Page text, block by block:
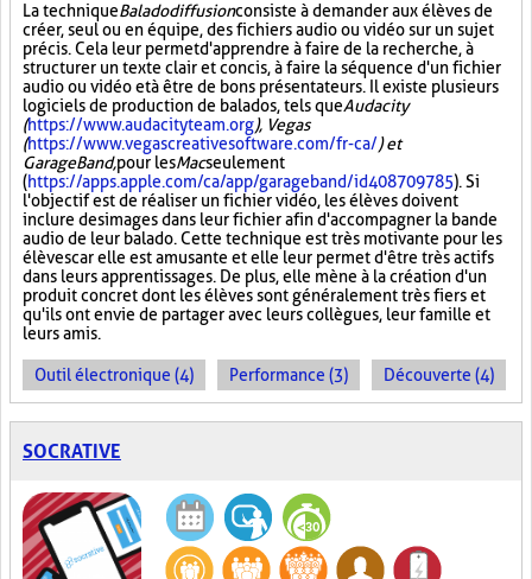
La techniqueBaladodiffusionconsiste à demander aux élèves de
créer, seul ou en équipe, des fichiers audio ou vidéo sur un sujet
précis. Cela leur permet d'apprendre à faire de la recherche, à
structurer un texte clair et concis, à faire la séquence d'un fichier
audio ou vidéo et à être de bons présentateurs. Il existe plusieurs
logiciels de production de balados, tels queAudacity
(https://www.audacityteam.org), Vegas
(https://www.vegascreativesoftware.com/fr-ca/) et
GarageBand,pour lesMacseulement
(https://apps.apple.com/ca/app/garageband/id408709785). Si
l'objectif est de réaliser un fichier vidéo, les élèves doivent
inclure des images dans leur fichier afin d'accompagner la bande
audio de leur balado. Cette technique est très motivante pour les
élèves car elle est amusante et elle leur permet d'être très actifs
dans leurs apprentissages. De plus, elle mène à la création d'un
produit concret dont les élèves sont généralement très fiers et
qu'ils ont envie de partager avec leurs collègues, leur famille et
leurs amis.
Outil électronique (4) Performance (3) Découverte (4)
SOCRATIVE